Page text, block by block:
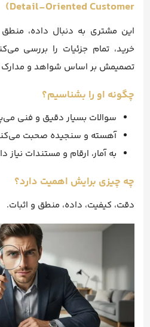
Detail-Oriented Customer)
این مشتری به دنبال داده،
خرید، تمام جزئیات را بررسی
تصمیمش بر اساس شواهد و
چگونه او را بشناسیم؟
سوالات بسیار دقیق و فنی
آهسته و سنجیده صحبت
به آمار، ارقام و مستندات نیاز
چه چیزی برایش اهمیت دارد؟
دقت، کیفیت، داده، منطق و اثبات.